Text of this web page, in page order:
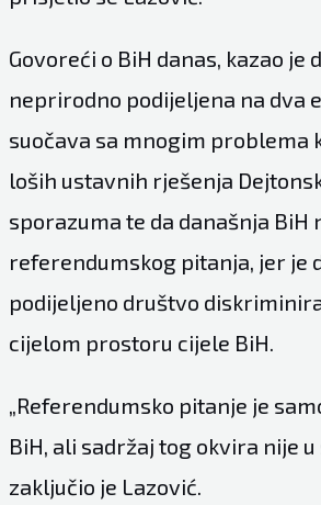
Govoreći o BiH danas, kazao je
neprirodno podijeljena na dva
suočava sa mnogim problema
loših ustavnih rješenja
sporazuma te da današnja BiH
referendumskog pitanja, jer je
podijeljeno društvo
cijelom prostoru cijele BiH.
„Referendumsko pitanje je
BiH, ali sadržaj tog okvira nije u
zaključio je Lazović.